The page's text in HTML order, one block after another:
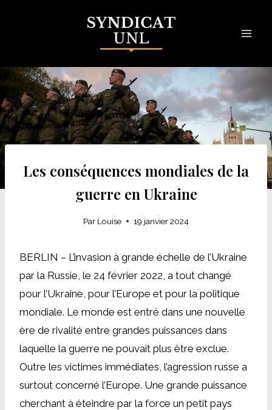
Les conséquences mondiales de la
guerre en Ukraine
Par Louise 19 janvier 2024
BERLIN – L’invasion à grande échelle de l’Ukraine
par la Russie, le 24 février 2022, a tout changé
pour l’Ukraine, pour l’Europe et pour la politique
mondiale. Le monde est entré dans une nouvelle
ère de rivalité entre grandes puissances dans
laquelle la guerre ne pouvait plus être exclue.
Outre les victimes immédiates, l’agression russe a
surtout concerné l’Europe. Une grande puissance
cherchant à éteindre par la force un petit pays